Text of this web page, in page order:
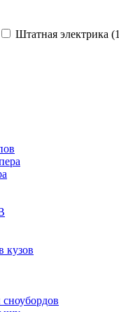
Штатная электрика (1
кузов